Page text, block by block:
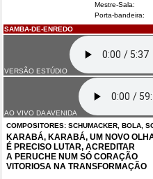
Mestre-Sala:
Porta-bandeira:
SAMBA-DE-ENREDO
VERSÃO ESTÚDIO
AO VIVO DA AVENIDA
COMPOSITORES: SCHUMACKER, BOLA,
KARABÁ, KARABÁ, UM NOVO
É PRECISO LUTAR, ACREDITAR
A PERUCHE NUM SÓ CORAÇÃO
VITORIOSA NA TRANSFORMAÇÃO